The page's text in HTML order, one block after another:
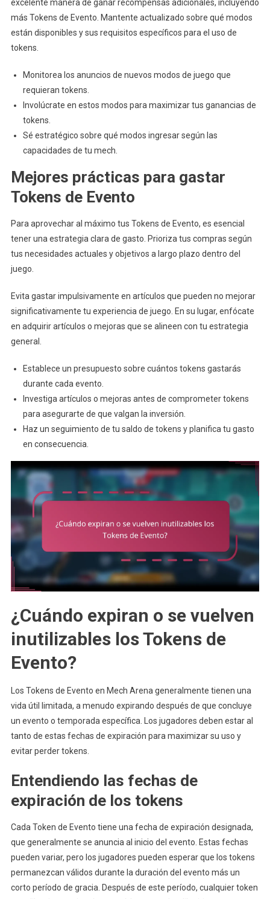
excelente manera de ganar recompensas adicionales, incluyendo
más Tokens de Evento. Mantente actualizado sobre qué modos
están disponibles y sus requisitos específicos para el uso de
tokens.
Monitorea los anuncios de nuevos modos de juego que
requieran tokens.
Involúcrate en estos modos para maximizar tus ganancias de
tokens.
Sé estratégico sobre qué modos ingresar según las
capacidades de tu mech.
Mejores prácticas para gastar
Tokens de Evento
Para aprovechar al máximo tus Tokens de Evento, es esencial
tener una estrategia clara de gasto. Prioriza tus compras según
tus necesidades actuales y objetivos a largo plazo dentro del
juego.
Evita gastar impulsivamente en artículos que pueden no mejorar
significativamente tu experiencia de juego. En su lugar, enfócate
en adquirir artículos o mejoras que se alineen con tu estrategia
general.
Establece un presupuesto sobre cuántos tokens gastarás
durante cada evento.
Investiga artículos o mejoras antes de comprometer tokens
para asegurarte de que valgan la inversión.
Haz un seguimiento de tu saldo de tokens y planifica tu gasto
en consecuencia.
¿Cuándo expiran o se vuelven
inutilizables los Tokens de
Evento?
Los Tokens de Evento en Mech Arena generalmente tienen una
vida útil limitada, a menudo expirando después de que concluye
un evento o temporada específica. Los jugadores deben estar al
tanto de estas fechas de expiración para maximizar su uso y
evitar perder tokens.
Entendiendo las fechas de
expiración de los tokens
Cada Token de Evento tiene una fecha de expiración designada,
que generalmente se anuncia al inicio del evento. Estas fechas
pueden variar, pero los jugadores pueden esperar que los tokens
permanezcan válidos durante la duración del evento más un
corto período de gracia. Después de este período, cualquier token